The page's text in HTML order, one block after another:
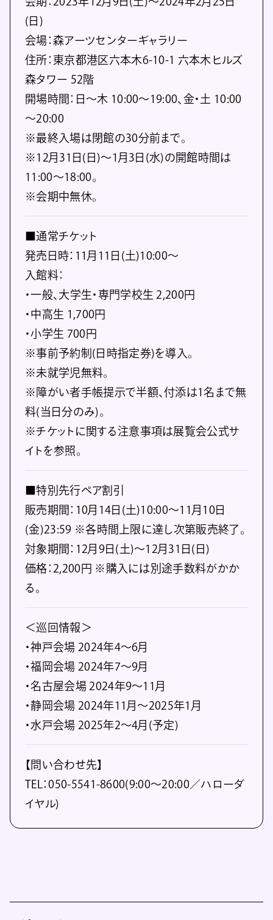
(日)
会場：森アーツセンターギャラリー
住所：東京都港区六本木6-10-1 六本木ヒルズ
森タワー 52階
開場時間：日～木 10:00～19:00、金・土 10:00
～20:00
※最終入場は閉館の30分前まで。
※12月31日(日)～1月3日(水)の開館時間は
11:00～18:00。
※会期中無休。
■通常チケット
発売日時：11月11日(土)10:00～
入館料：
・一般、大学生・専門学校生 2,200円
・中高生 1,700円
・小学生 700円
※事前予約制(日時指定券)を導入。
※未就学児無料。
※障がい者手帳提示で半額、付添は1名まで無
料(当日分のみ)。
※チケットに関する注意事項は展覧会公式サ
イトを参照。
■特別先行ペア割引
販売期間：10月14日(土)10:00～11月10日
(金)23:59 ※各時間上限に達し次第販売終了。
対象期間：12月9日(土)～12月31日(日)
価格：2,200円 ※購入には別途手数料がかか
る。
＜巡回情報＞
・神戸会場 2024年4～6月
・福岡会場 2024年7～9月
・名古屋会場 2024年9～11月
・静岡会場 2024年11月～2025年1月
・水戸会場 2025年2～4月(予定)
【問い合わせ先】
TEL：050-5541-8600(9:00～20:00／ハローダ
イヤル)